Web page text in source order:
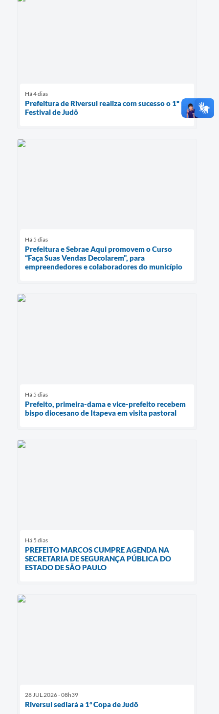
Há 4 dias
Prefeitura de Riversul realiza com sucesso o 1º
Festival de Judô
Há 5 dias
Prefeitura e Sebrae Aqui promovem o Curso
“Faça Suas Vendas Decolarem”, para
empreendedores e colaboradores do município
Há 5 dias
Prefeito, primeira-dama e vice-prefeito recebem
bispo diocesano de Itapeva em visita pastoral
Há 5 dias
PREFEITO MARCOS CUMPRE AGENDA NA
SECRETARIA DE SEGURANÇA PÚBLICA DO
ESTADO DE SÃO PAULO
28 JUL 2026 - 08h39
Riversul sediará a 1ª Copa de Judô